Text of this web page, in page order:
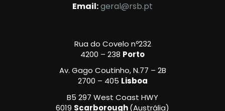
Email:geral@rsb.pt
Rua do Covelo nº232
4200 – 238 Porto
Av. Gago Coutinho, N.77 – 2B
2700 – 405 Lisboa
B5 297 West Coast HWY
6019 Scarborough(Austrália)